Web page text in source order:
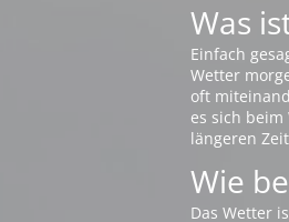
Was
Einfach
Wetter
oft
es sich
längeren
Wie
Das Wetter